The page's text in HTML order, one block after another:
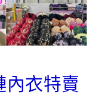
內衣特賣